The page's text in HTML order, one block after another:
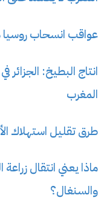
عواقب انسحاب روسيا
انتاج البطيخ: الجزائر
المغرب
طرق تقليل استهلاك الأفوكادو
ماذا يعني انتقال زراعة
والسنغال؟